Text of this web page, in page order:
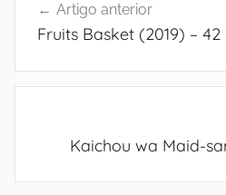
de
Artigo anterior
Fruits Basket (2019) – 42
Kaichou wa Maid-